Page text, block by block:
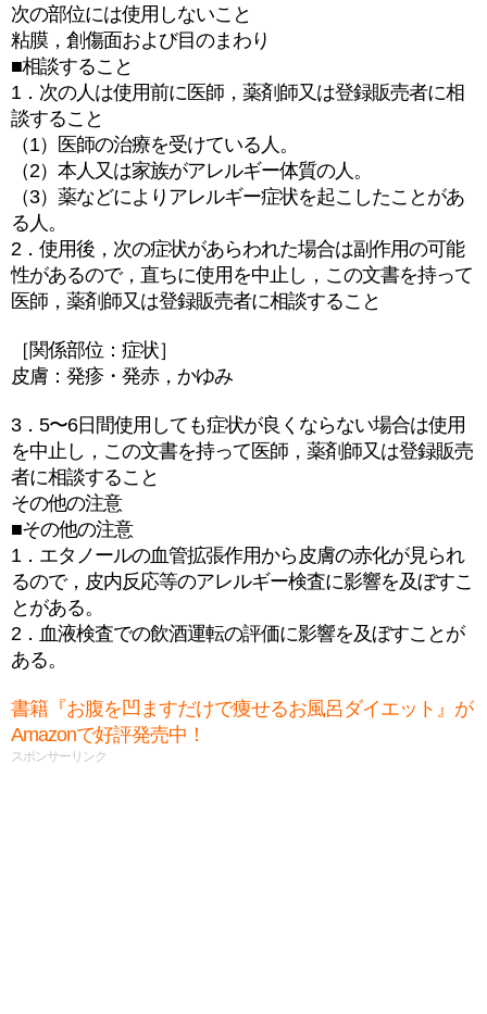
次の部位には使用しないこと
粘膜，創傷面および目のまわり
■相談すること
1．次の人は使用前に医師，薬剤師又は登録販売者に相
談すること
（1）医師の治療を受けている人。
（2）本人又は家族がアレルギー体質の人。
（3）薬などによりアレルギー症状を起こしたことがあ
る人。
2．使用後，次の症状があらわれた場合は副作用の可能
性があるので，直ちに使用を中止し，この文書を持って
医師，薬剤師又は登録販売者に相談すること
［関係部位：症状］
皮膚：発疹・発赤，かゆみ
3．5〜6日間使用しても症状が良くならない場合は使用
を中止し，この文書を持って医師，薬剤師又は登録販売
者に相談すること
その他の注意
■その他の注意
1．エタノールの血管拡張作用から皮膚の赤化が見られ
るので，皮内反応等のアレルギー検査に影響を及ぼすこ
とがある。
2．血液検査での飲酒運転の評価に影響を及ぼすことが
ある。
書籍『お腹を凹ますだけで痩せるお風呂ダイエット』が
Amazonで好評発売中！
スポンサーリンク